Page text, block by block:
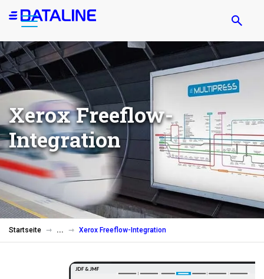
Direkt
zum
Xerox Freeflow-
Integration
Startseite Xerox Freeflow-Integration